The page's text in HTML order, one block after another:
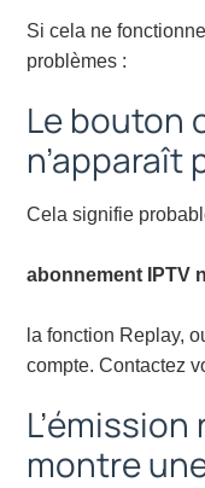
Si cela ne
problèmes :
Le bouton
n’apparaît
Cela signifie
abonnement IPTV
la fonction Replay,
compte. Contactez
montre